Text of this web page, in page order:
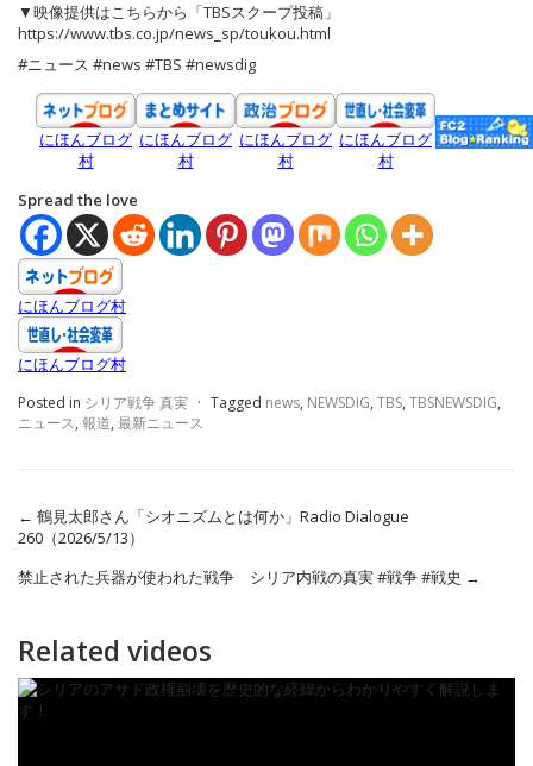
▼映像提供はこちらから「TBSスクープ投稿」
https://www.tbs.co.jp/news_sp/toukou.html
#ニュース #news #TBS #newsdig
にほんブログ
村
にほんブログ
村
にほんブログ
村
にほんブログ
村
Spread the love
にほんブログ村
にほんブログ村
Posted in シリア戦争 真実 · Tagged news, NEWSDIG, TBS, TBSNEWSDIG,
ニュース, 報道, 最新ニュース
← 鶴見太郎さん「シオニズムとは何か」Radio Dialogue
260（2026/5/13）
禁止された兵器が使われた戦争 シリア内戦の真実 #戦争 #戦史 →
Related videos